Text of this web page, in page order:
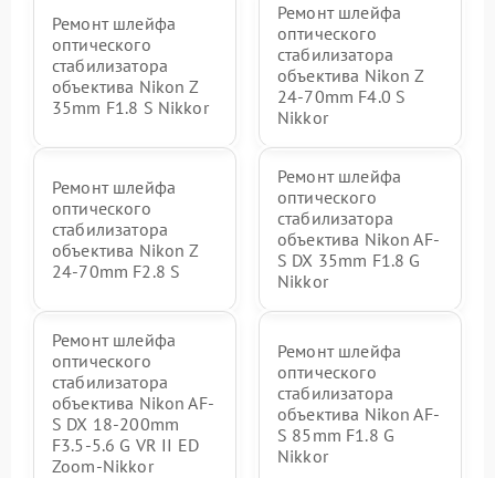
Ремонт шлейфа
оптического
стабилизатора
объектива Nikon Z
35mm F1.8 S Nikkor
Ремонт шлейфа
оптического
стабилизатора
объектива Nikon Z
24-70mm F4.0 S
Nikkor
Ремонт шлейфа
оптического
стабилизатора
объектива Nikon Z
24-70mm F2.8 S
Ремонт шлейфа
оптического
стабилизатора
объектива Nikon AF-
S DX 35mm F1.8 G
Nikkor
Ремонт шлейфа
оптического
стабилизатора
объектива Nikon AF-
S DX 18-200mm
F3.5-5.6 G VR II ED
Zoom-Nikkor
Ремонт шлейфа
оптического
стабилизатора
объектива Nikon AF-
S 85mm F1.8 G
Nikkor